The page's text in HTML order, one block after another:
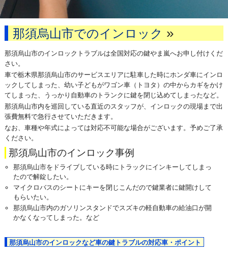
那須烏山市でのインロック »
那須烏山市のインロックトラブルは全国対応の鍵やま嵐へお申し付けくだ
さい。
車で栃木県那須烏山市のサービスエリアに駐車した時にホンダ車にインロ
ックしてしまった、幼い子どもがワゴン車（トヨタ）の中からカギをかけ
てしまった、うっかり自動車のトランクに鍵を閉じ込めてしまったなど。
那須烏山市内を巡回している直近のスタッフが、インロックの現場まで出
張費無料で急行させていただきます。
なお、車種や年式によっては対応不可能な場合がございます。予めご了承
ください。
那須烏山市のインロック事例
那須烏山市をドライブしている時にトラックにインキーしてしまっ
たので解錠したい。
マイクロバスのシートにキーを閉じこんだので鍵業者に鍵開けして
もらいたい。
那須烏山市内のガソリンスタンドでスズキの軽自動車の給油口が開
かなくなってしまった。など
那須烏山市のインロックなど車の鍵トラブルの対応車・ポイント